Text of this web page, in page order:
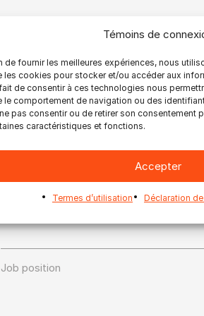
Témoins de
de fournir les meilleures expériences, nous
les cookies pour stocker et/ou accéder aux
de consentir à ces technologies nous
le comportement de navigation ou des
pas consentir ou de retirer son consentement
caractéristiques et fonctions.
Accepter
Termes d’utilisation Déclaration
: Pour le moment, le Papier Orange
Orange Paper -
Job position